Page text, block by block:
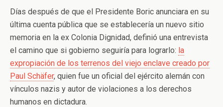
Días después de que el Presidente Boric anunciara en su
última cuenta pública que se establecería un nuevo sitio
memoria en la ex Colonia Dignidad, definió una entrevista
el camino que si gobierno seguiría para lograrlo: la
expropiación de los terrenos del viejo enclave creado por
Paul Schäfer, quien fue un oficial del ejército alemán con
vínculos nazis y autor de violaciones a los derechos
humanos en dictadura.